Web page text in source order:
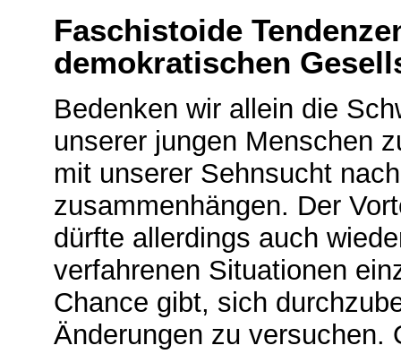
Faschistoide
demokratischen
Bedenken wir allein die
unserer jungen Menschen
mit unserer Sehnsucht
zusammenhängen. Der
dürfte allerdings auch
verfahrenen Situationen
Chance gibt, sich
Änderungen zu versuchen.